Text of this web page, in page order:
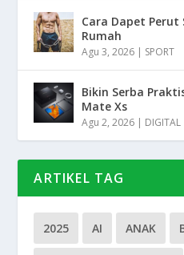
Cara Dapet Perut
Rumah
Agu 3, 2026 SPORT
Bikin Serba
Mate Xs
Agu 2, 2026 DIGITAL
ARTIKEL TAG
2025 AI ANAK